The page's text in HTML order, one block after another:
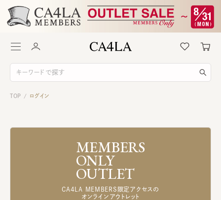
TOP / ログイン
MEMBERS
ONLY
OUTLET
CA4LA MEMBERS限定アクセスの
オンラインアウトレット